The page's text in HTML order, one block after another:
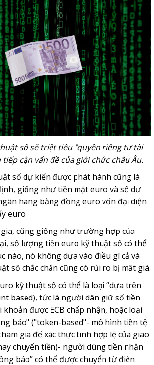
số sẽ triệt tiêu "quyền riêng tư tài
cận vấn đề của giới chức châu Âu.
số dự kiến được phát hành cũng là
giống như tiền mặt euro và số dư
hàng bằng đồng euro vốn đại diện
euro.
gia, cũng giống như trường hợp của
số lượng tiền euro kỹ thuật số có thể
nào, nó không dựa vào điều gì cả và
số chắc chắn cũng có rủi ro bị mất giá.
kỹ thuật số có thể là loại “dựa trên
based), tức là người dân giữ số tiền
được ECB chấp nhận, hoặc loại
báo" ("token-based"- mô hình tiền tệ
gia để xác thực tính hợp lệ của giao
chuyển tiền)- người dùng tiền nhận
báo” có thể được chuyển từ điện